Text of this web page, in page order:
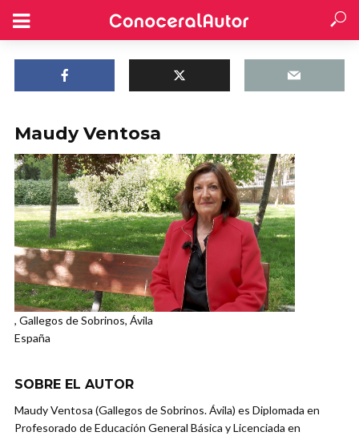
Maudy Ventosa
, Gallegos de Sobrinos, Ávila
España
SOBRE EL AUTOR
Maudy Ventosa (Gallegos de Sobrinos. Ávila) es Diplomada en
Profesorado de Educación General Básica y Licenciada en